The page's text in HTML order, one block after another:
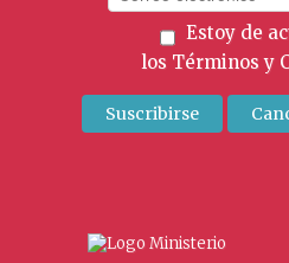
Estoy de
los Términos y